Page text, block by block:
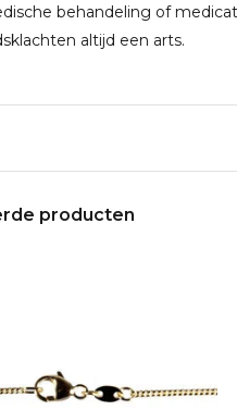
behandeling of
altijd een arts.
producten